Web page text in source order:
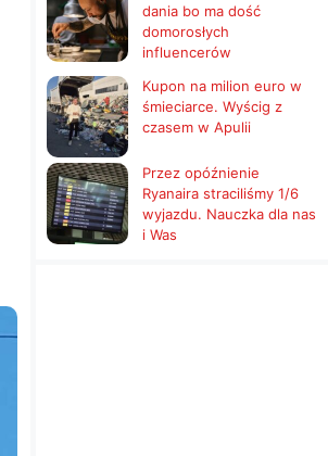
dania bo ma dość
domorosłych
influencerów
Kupon na milion euro w
śmieciarce. Wyścig z
czasem w Apulii
Przez opóźnienie
Ryanaira straciliśmy 1/6
wyjazdu. Nauczka dla nas
i Was